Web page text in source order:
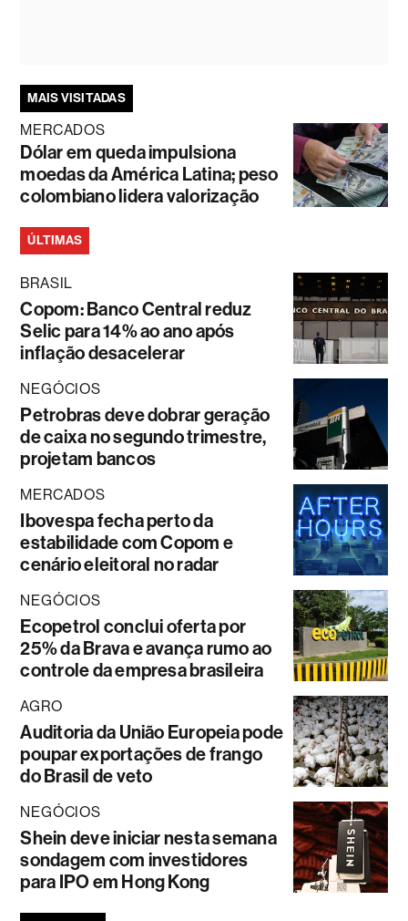
MAIS VISITADAS
MERCADOS
Dólar em queda impulsiona
moedas da América Latina; peso
colombiano lidera valorização
ÚLTIMAS
BRASIL
Copom: Banco Central reduz
Selic para 14% ao ano após
inflação desacelerar
NEGÓCIOS
Petrobras deve dobrar geração
de caixa no segundo trimestre,
projetam bancos
MERCADOS
Ibovespa fecha perto da
estabilidade com Copom e
cenário eleitoral no radar
NEGÓCIOS
Ecopetrol conclui oferta por
25% da Brava e avança rumo ao
controle da empresa brasileira
AGRO
Auditoria da União Europeia pode
poupar exportações de frango
do Brasil de veto
NEGÓCIOS
Shein deve iniciar nesta semana
sondagem com investidores
para IPO em Hong Kong